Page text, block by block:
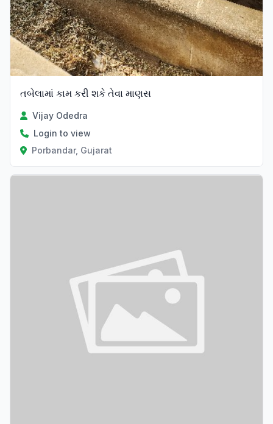
તબેલામાં કામ કરી શકે તેવા માણસ
Vijay Odedra
Login to view
Porbandar, Gujarat